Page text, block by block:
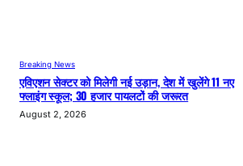
Breaking News
एविएशन सेक्टर को मिलेगी नई उड़ान, देश में खुलेंगे 11 नए
फ्लाइंग स्कूल; 30 हजार पायलटों की जरूरत
August 2, 2026